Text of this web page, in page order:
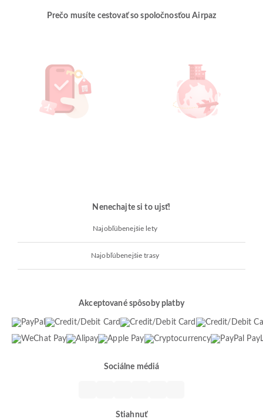
Prečo musíte cestovať so spoločnosťou Airpaz
Nenechajte si to ujsť!
Najobľúbenejšie lety
Najobľúbenejšie trasy
Akceptované spôsoby platby
Sociálne médiá
Stiahnuť